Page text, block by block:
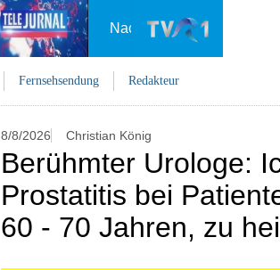
Nachrichten
Fernsehsendung Redakteur
8/8/2026 Christian König
Berühmter Urologe:
Prostatitis bei
60 - 70 Jahren, zu